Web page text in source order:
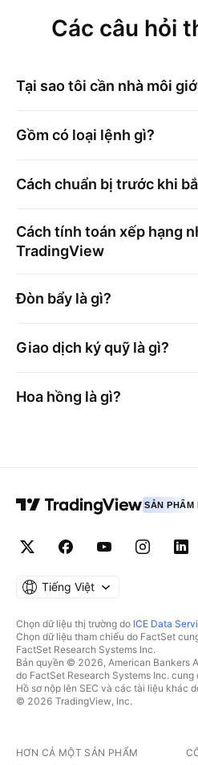
Các câu hỏi
Tại sao tôi cần nhà môi
Gồm có loại lệnh gì?
Cách chuẩn bị trước khi
Cách tính toán xếp hạng
TradingView
Đòn bẩy là gì?
Giao dịch ký quỹ là gì?
Hoa hồng là gì?
SẢN PHẨM
Tiếng Việt
Chọn dữ liệu thị trường do ICE Data
Chọn dữ liệu tham chiếu do FactSet
FactSet Research Systems Inc.
Bản quyền © 2026, American Bankers
do FactSet Research Systems Inc.
Hồ sơ nộp lên SEC và các tài liệu khác
© 2026 TradingView, Inc.
HƠN CẢ MỘT SẢN PHẨM